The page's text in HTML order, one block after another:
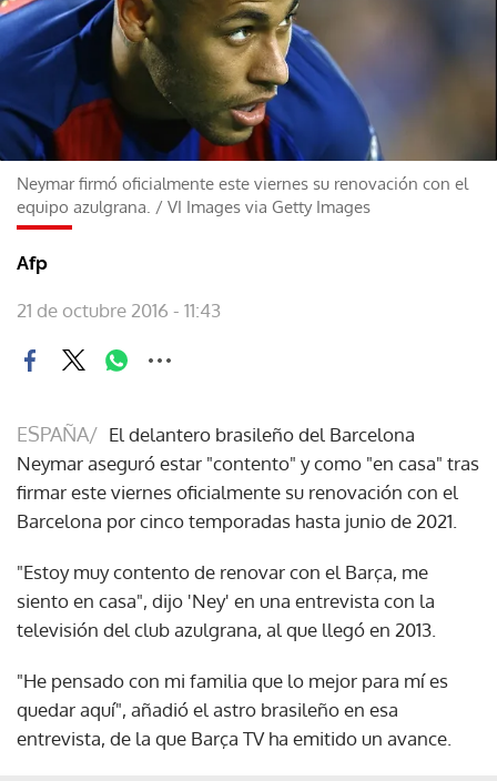
Neymar firmó oficialmente este viernes su renovación con el
equipo azulgrana. / VI Images via Getty Images
Afp
21 de octubre 2016 - 11:43
ESPAÑA/ El delantero brasileño del Barcelona
Neymar aseguró estar "contento" y como "en casa" tras
firmar este viernes oficialmente su renovación con el
Barcelona por cinco temporadas hasta junio de 2021.
"Estoy muy contento de renovar con el Barça, me
siento en casa", dijo 'Ney' en una entrevista con la
televisión del club azulgrana, al que llegó en 2013.
"He pensado con mi familia que lo mejor para mí es
quedar aquí", añadió el astro brasileño en esa
entrevista, de la que Barça TV ha emitido un avance.